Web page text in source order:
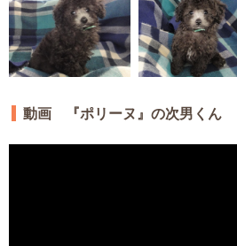
動画 『ポリーヌ』の次男くん